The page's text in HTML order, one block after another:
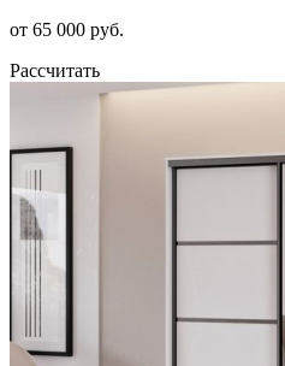
от 65 000 руб.
Рассчитать